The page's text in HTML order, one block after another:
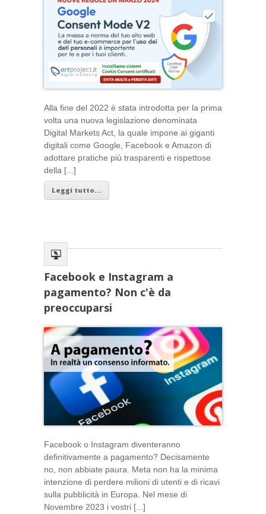
Alla fine del 2022 è stata introdotta per la prima
volta una nuova legislazione denominata
Digital Markets Act, la quale impone ai giganti
digitali come Google, Facebook e Amazon di
adottare pratiche più trasparenti e rispettose
della [...]
Leggi tutto...
Facebook e Instagram a
pagamento? Non c'è da
preoccuparsi
Facebook o Instagram diventeranno
definitivamente a pagamento? Decisamente
no, non abbiate paura. Meta non ha la minima
intenzione di perdere milioni di utenti e di ricavi
sulla pubblicità in Europa. Nel mese di
Novembre 2023 i vostri [...]